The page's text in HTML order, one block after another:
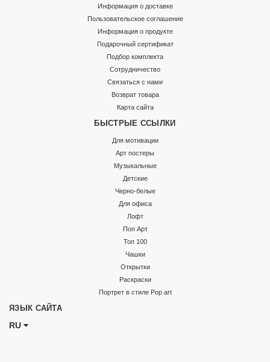
Информация о доставке
Пользовательское соглашение
Информация о продукте
Подарочный сертификат
Подбор комплекта
Сотрудничество
Связаться с нами
Возврат товара
Карта сайта
БЫСТРЫЕ ССЫЛКИ
Для мотивации
Арт постеры
Музыкальные
Детские
Черно-белые
Для офиса
Лофт
Поп Арт
Топ 100
Чашки
Открытки
Раскраски
Портрет в стиле Pop art
ЯЗЫК САЙТА
RU